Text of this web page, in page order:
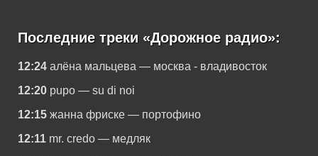
Последние треки «Дорожное радио»:
12:24 алёна мальцева — москва - владивосток
12:20 pupo — su di noi
12:15 жанна фриске — портофино
12:11 mr. credo — медляк